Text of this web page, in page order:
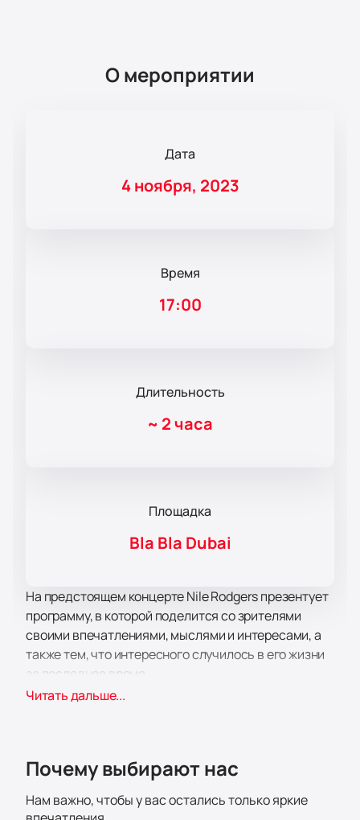
О мероприятии
Дата
4 ноября, 2023
Время
17:00
Длительность
~ 2 часа
Площадка
Bla Bla Dubai
На предстоящем концерте Nile Rodgers презентует
программу, в которой поделится со зрителями
своими впечатлениями, мыслями и интересами, а
также тем, что интересного случилось в его жизни
за последнее время.
С момента прошлой встречи, Nile Rodgers и его
творческую работу у него всегда достаточно
и увлечений, из которых он черпает вдохновение.
Читать дальше...
Почему выбирают нас
Нам важно, чтобы у вас остались только яркие